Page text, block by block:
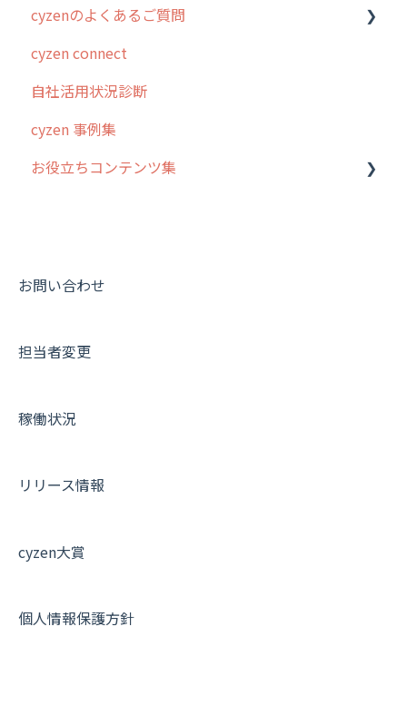
はじめに
スポット・ステータス関連オプション
交通費自動計算
安全走行支援
写真管理・高画質化
その他オプション
契約・その他
cyzenのよくあるご質問
ログインについて
グループ・ユーザーについて
GPS・位置情報 について
ルート自動記録 について
報告書について
メンバー画面について
その他よくある質問
cyzen connect
自社活用状況診断
cyzen 事例集
お役立ちコンテンツ集
動画集：共通
お問い合わせ
担当者変更
稼働状況
リリース情報
cyzen大賞
個人情報保護方針